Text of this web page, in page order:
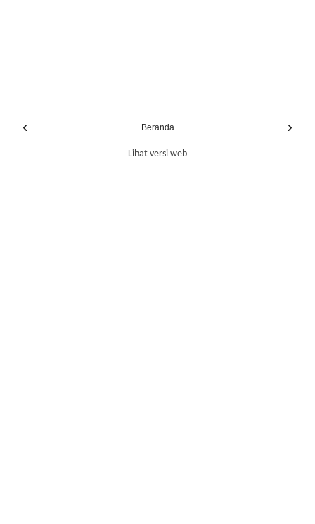
‹ ›
Beranda
Lihat versi web